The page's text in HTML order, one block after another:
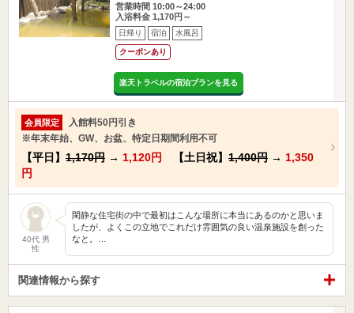
営業時間 10:00～24:00
入浴料金 1,170円～
日帰り 宿泊 水風呂
クーポンあり
楽天トラベルの宿泊プランを見る
会員限定
入館料50円引き
※年末年始、GW、お盆、特定日期間利用不可
【平日】 1,170円 → 1,120円 【土日祝】 1,400円 → 1,350
円
40代 男
性
閑静な住宅街の中で最初はこんな場所に本当にあるのかと思いま
したが、よくこの立地でこれだけ雰囲気の良い温泉施設を創った
なと。…
関連情報から探す